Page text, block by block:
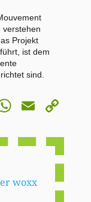
verstehen
Projekt
ist dem
sind.
Email
woxx